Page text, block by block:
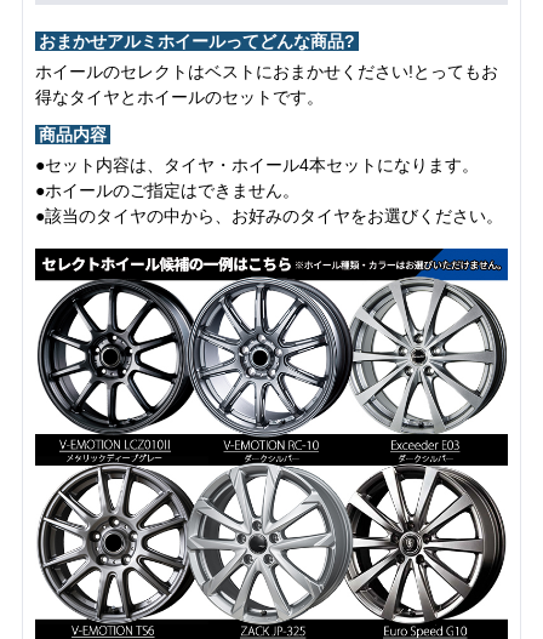
おまかせアルミホイールってどんな商品?
ホイールのセレクトはベストにおまかせください!とってもお
得なタイヤとホイールのセットです。
商品内容
●セット内容は、タイヤ・ホイール4本セットになります。
●ホイールのご指定はできません。
●該当のタイヤの中から、お好みのタイヤをお選びください。